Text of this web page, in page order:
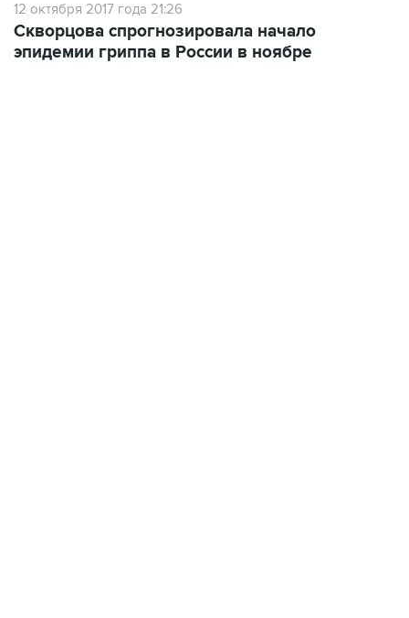
12 октября 2017 года 21:26
Скворцова спрогнозировала начало
эпидемии гриппа в России в ноябре